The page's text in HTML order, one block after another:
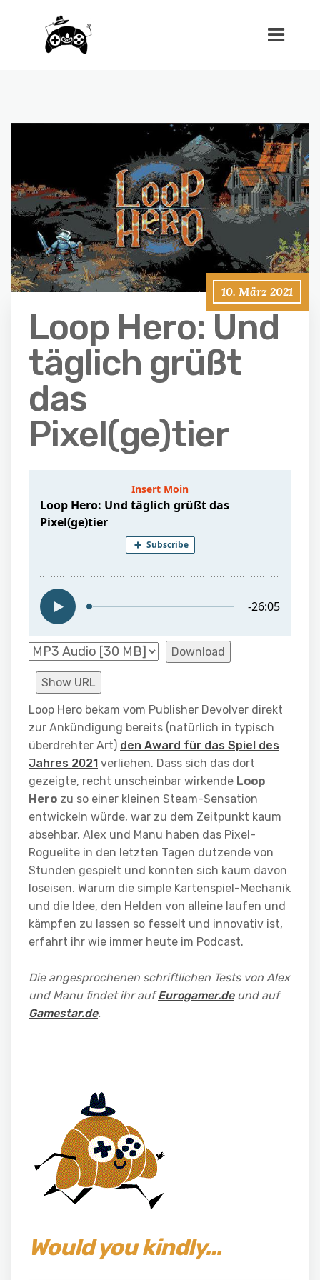
10. März 2021
Loop Hero: Und
täglich grüßt
das
Pixel(ge)tier
Download
Show URL
Loop Hero bekam vom Publisher Devolver direkt
zur Ankündigung bereits (natürlich in typisch
überdrehter Art) den Award für das Spiel des
Jahres 2021 verliehen. Dass sich das dort
gezeigte, recht unscheinbar wirkende Loop
Hero zu so einer kleinen Steam-Sensation
entwickeln würde, war zu dem Zeitpunkt kaum
absehbar. Alex und Manu haben das Pixel-
Roguelite in den letzten Tagen dutzende von
Stunden gespielt und konnten sich kaum davon
loseisen. Warum die simple Kartenspiel-Mechanik
und die Idee, den Helden von alleine laufen und
kämpfen zu lassen so fesselt und innovativ ist,
erfahrt ihr wie immer heute im Podcast.
Die angesprochenen schriftlichen Tests von Alex
und Manu findet ihr aufEurogamer.deund auf
Gamestar.de.
Would you kindly…